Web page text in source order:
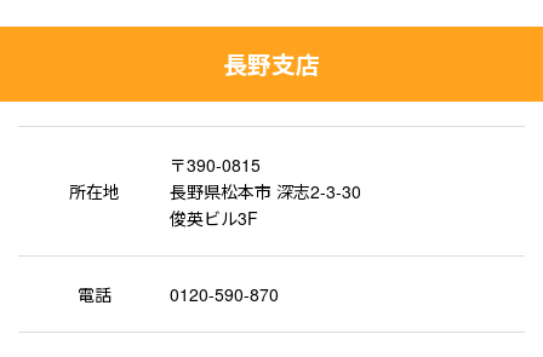
長野支店
所在地
〒390-0815
長野県松本市 深志2-3-30
俊英ビル3F
電話 0120-590-870